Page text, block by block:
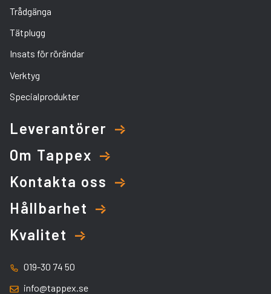
Trådgänga
Tätplugg
Insats för rörändar
Verktyg
Specialprodukter
Leverantörer
Om Tappex
Kontakta oss
Hållbarhet
Kvalitet
019-30 74 50
info@tappex.se